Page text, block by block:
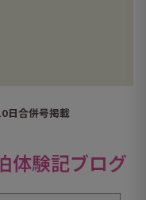
日合併号掲載
験記ブログ